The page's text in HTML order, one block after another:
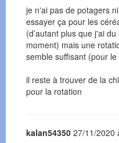
je n'ai pas de potagers
essayer ça pour les
(d’autant plus que j'ai
moment) mais une
semble suffisant (pour
il reste à trouver de la
pour la rotation
kalan54350 27/11/2020